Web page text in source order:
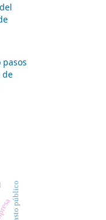
de
gasto público